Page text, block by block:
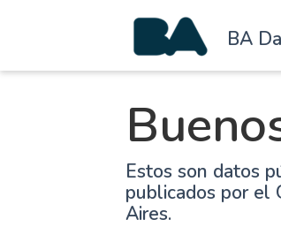
BA
Estos son datos
publicados por el
Aires.